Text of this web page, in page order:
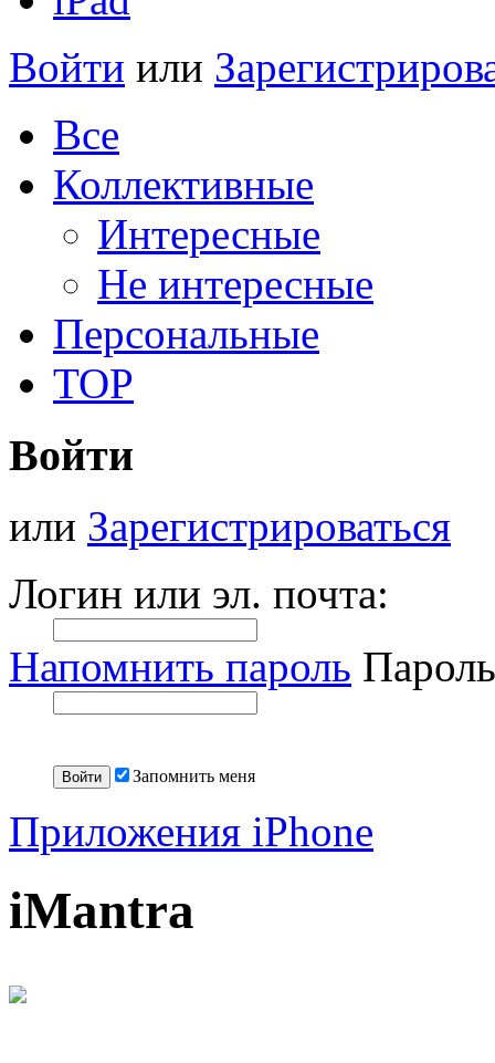
Войти или
Все
Коллективные
Интересные
Не интересные
Персональные
TOP
Войти
или Зарегистрироваться
Логин или эл. почта:
Напомнить пароль
Запомнить меня
Приложения iPhone
iMantra